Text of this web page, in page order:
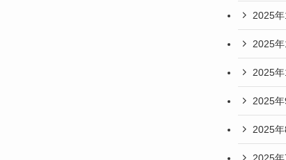
2025年
2025年
2025年
2025年
2025年
2025年